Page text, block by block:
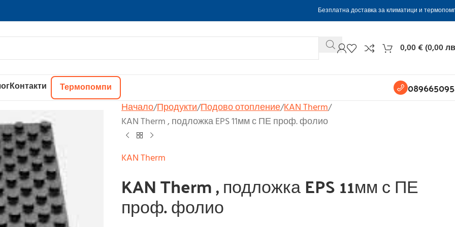
Безплатна доставка за климатици и
0,00€(0,00
Контакти Термопомпи
Начало Продукти Подово отопление KAN Therm
KAN Therm , подложка EPS 11мм с ПЕ проф. фолио
KAN Therm
KAN Therm , подложка EPS 11мм с ПЕ
проф. фолио